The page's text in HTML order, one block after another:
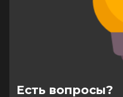
Есть вопросы?